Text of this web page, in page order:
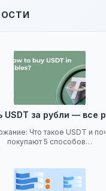
USDT за рубли — все
Что такое USDT и
покупают 5 способов…